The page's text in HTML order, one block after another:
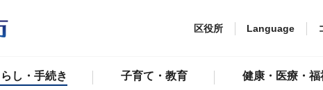
区役所 Language
らし・手続き 子育て・教育 健康・医療・福